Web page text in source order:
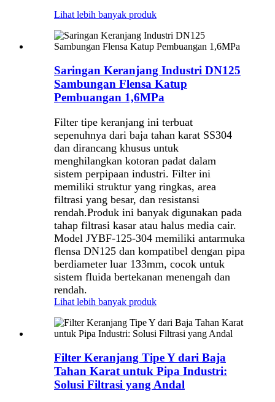
Lihat lebih banyak produk
Saringan Keranjang Industri DN125
Sambungan Flensa Katup
Pembuangan 1,6MPa
Filter tipe keranjang ini terbuat
sepenuhnya dari baja tahan karat SS304
dan dirancang khusus untuk
menghilangkan kotoran padat dalam
sistem perpipaan industri. Filter ini
memiliki struktur yang ringkas, area
filtrasi yang besar, dan resistansi
rendah.Produk ini banyak digunakan pada
tahap filtrasi kasar atau halus media cair.
Model JYBF-125-304 memiliki antarmuka
flensa DN125 dan kompatibel dengan pipa
berdiameter luar 133mm, cocok untuk
sistem fluida bertekanan menengah dan
rendah.
Lihat lebih banyak produk
Filter Keranjang Tipe Y dari Baja
Tahan Karat untuk Pipa Industri:
Solusi Filtrasi yang Andal